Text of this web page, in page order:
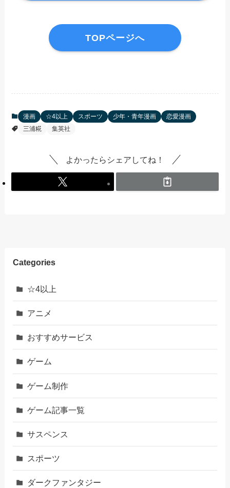
TOPページへ
漫画 ☆4以上 スポーツ 少年・青年漫画
恋愛漫画
三浦糀
集英社
よかったらシェアしてね！
Categories
☆4以上
アニメ
おすすめサービス
ゲーム
ゲーム制作
ゲーム記事一覧
サスペンス
スポーツ
ダークファンタジー